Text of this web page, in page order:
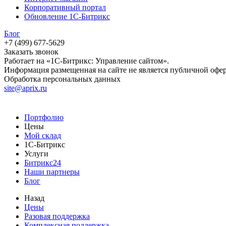
Корпоративный портал
Обновление 1С-Битрикс
Блог
+7 (499) 677-5629
Заказать звонок
Работает на «1С-Битрикс: Управление сайтом».
Информация размещенная на сайте не является публичной
Обработка персональных данных
site@aprix.ru
Портфолио
Цены
Мой склад
1С-Битрикс
Услуги
Битрикс24
Наши партнеры
Блог
Назад
Цены
Разовая поддержка